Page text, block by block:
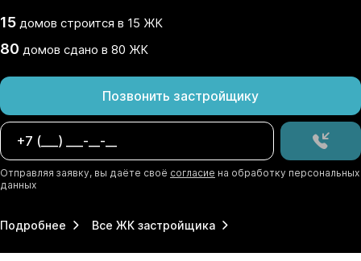
15 домов строится в 15 ЖК
80 домов сдано в 80 ЖК
Позвонить застройщику
Отправляя заявку, вы даёте своё согласие на обработку персональных
данных
Подробнее Все ЖК застройщика